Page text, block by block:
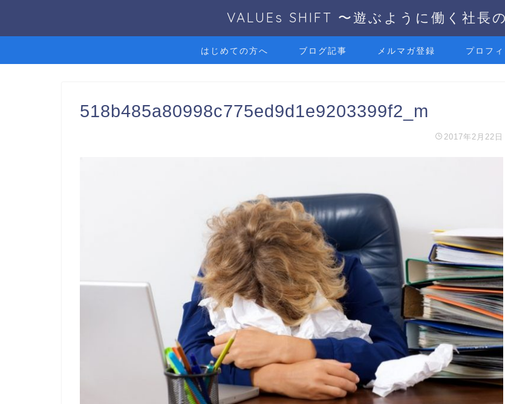
VALUEs SHIFT 〜遊ぶように働く社長
はじめての方へ ブログ記事 メルマガ登録 プロフ
518b485a80998c775ed9d1e9203399f2_m
2017年2月22日